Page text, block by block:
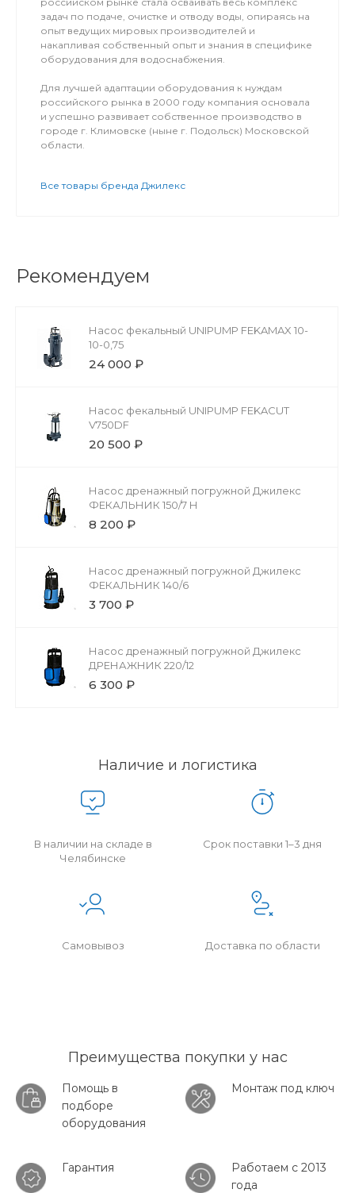
задач по подаче, очистке и отводу воды, опираясь на
опыт ведущих мировых производителей и
накапливая собственный опыт и знания в специфике
оборудования для водоснабжения.
Для лучшей адаптации оборудования к нуждам
российского рынка в 2000 году компания основала
и успешно развивает собственное производство в
городе г. Климовске (ныне г. Подольск) Московской
области.
Все товары бренда Джилекс
Рекомендуем
Насос фекальный UNIPUMP FEKAMAX 10-
10-0,75
24 000 ₽
Насос фекальный UNIPUMP FEKACUT
V750DF
20 500 ₽
Насос дренажный погружной Джилекс
ФЕКАЛЬНИК 150/7 Н
8 200 ₽
Насос дренажный погружной Джилекс
ФЕКАЛЬНИК 140/6
3 700 ₽
Насос дренажный погружной Джилекс
ДРЕНАЖНИК 220/12
6 300 ₽
Наличие и логистика
В наличии на складе в
Челябинске
Срок поставки 1–3 дня
Самовывоз Доставка по области
Преимущества покупки у нас
Помощь в
подборе
оборудования
Монтаж под ключ
Гарантия
Работаем с 2013
года